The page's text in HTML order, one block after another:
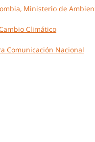
Ministerio de
Climático
Comunicación Nacional